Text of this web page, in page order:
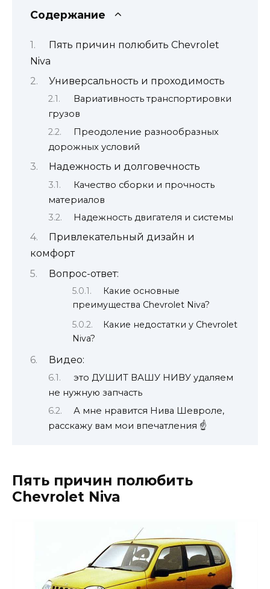
Содержание
Пять причин полюбить Chevrolet
Niva
Универсальность и проходимость
Вариативность транспортировки
грузов
Преодоление разнообразных
дорожных условий
Надежность и долговечность
Качество сборки и прочность
материалов
Надежность двигателя и системы
Привлекательный дизайн и
комфорт
Вопрос-ответ:
Какие основные
преимущества Chevrolet Niva?
Какие недостатки у Chevrolet
Niva?
Видео:
это ДУШИТ ВАШУ НИВУ удаляем
не нужную запчасть
А мне нравится Нива Шевроле,
расскажу вам мои впечатления ☝️
Пять причин полюбить
Chevrolet Niva